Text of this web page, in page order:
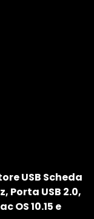
USB Scheda
Porta USB 2.0,
OS 10.15 e